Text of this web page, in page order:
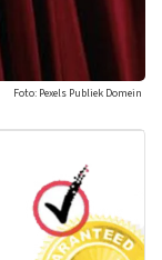
Foto: Pexels Publiek Domein